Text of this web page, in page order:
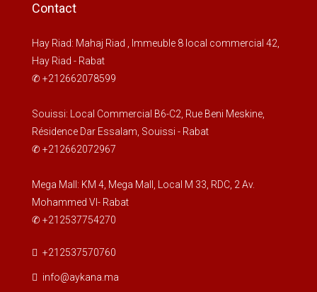
Contact
Hay Riad: Mahaj Riad , Immeuble 8 local commercial 42,
Hay Riad - Rabat
✆ +212662078599
Souissi: Local Commercial B6-C2, Rue Beni Meskine,
Résidence Dar Essalam, Souissi - Rabat
✆ +212662072967
Mega Mall: KM 4, Mega Mall, Local M 33, RDC, 2 Av.
Mohammed VI- Rabat
✆ +212537754270
+212537570760
info@aykana.ma